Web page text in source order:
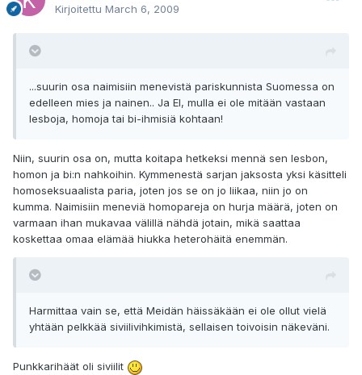
Kirjoitettu March 6, 2009
...suurin osa naimisiin menevistä pariskunnista Suomessa on
edelleen mies ja nainen.. Ja EI, mulla ei ole mitään vastaan
lesboja, homoja tai bi-ihmisiä kohtaan!
Niin, suurin osa on, mutta koitapa hetkeksi mennä sen lesbon,
homon ja bi:n nahkoihin. Kymmenestä sarjan jaksosta yksi käsitteli
homoseksuaalista paria, joten jos se on jo liikaa, niin jo on
kumma. Naimisiin meneviä homopareja on hurja määrä, joten on
varmaan ihan mukavaa välillä nähdä jotain, mikä saattaa
koskettaa omaa elämää hiukka heterohäitä enemmän.
Harmittaa vain se, että Meidän häissäkään ei ole ollut vielä
yhtään pelkkää siviilivihkimistä, sellaisen toivoisin näkeväni.
Punkkarihäät oli siviilit